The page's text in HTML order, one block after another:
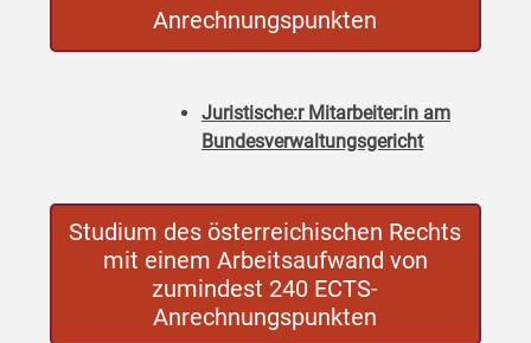
Anrechnungspunkten
Juristische:r Mitarbeiter:in am
Bundesverwaltungsgericht
Studium des österreichischen Rechts
mit einem Arbeitsaufwand von
zumindest 240 ECTS-
Anrechnungspunkten